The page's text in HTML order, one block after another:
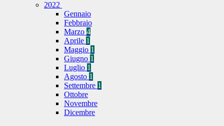
2022
Gennaio
Febbraio
Marzo 4
Aprile 1
Maggio 1
Giugno 1
Luglio 1
Agosto 1
Settembre 1
Ottobre
Novembre
Dicembre